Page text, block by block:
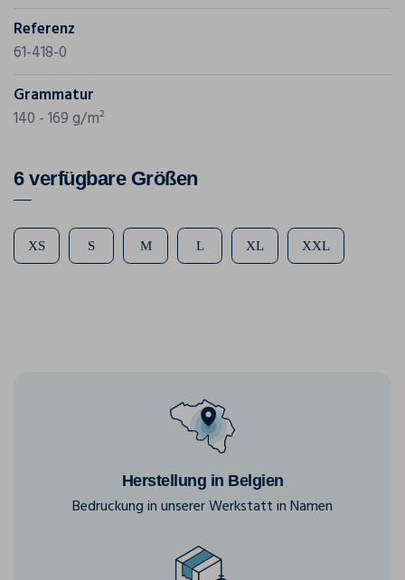
Referenz
61-418-0
Grammatur
140 - 169 g/m²
6 verfügbare Größen
XS S M L XL XXL
Herstellung in Belgien
Bedruckung in unserer Werkstatt in Namen